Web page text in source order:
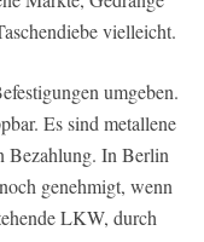
vielleicht.
umgeben.
Es sind metallene
Bezahlung. In Berlin
genehmigt, wenn
LKW, durch